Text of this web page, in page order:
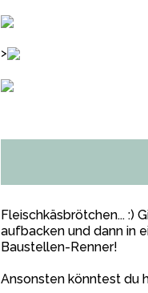
>
Fleischkäsbrötchen... :)
aufbacken und dann in
Baustellen-Renner!
Ansonsten könntest du